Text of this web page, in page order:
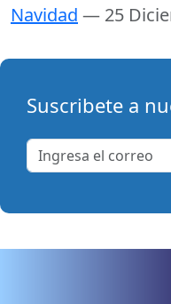
Navidad — 25
Suscribete a